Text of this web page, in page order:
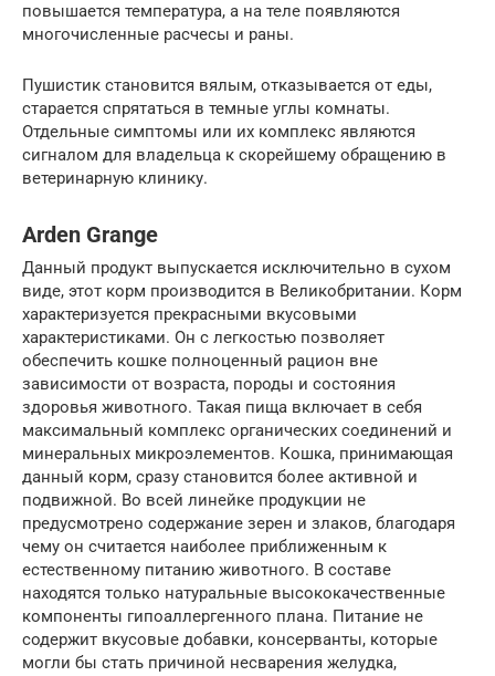
повышается температура, а на теле появляются
многочисленные расчесы и раны.
Пушистик становится вялым, отказывается от еды,
старается спрятаться в темные углы комнаты.
Отдельные симптомы или их комплекс являются
сигналом для владельца к скорейшему обращению в
ветеринарную клинику.
Arden Grange
Данный продукт выпускается исключительно в сухом
виде, этот корм производится в Великобритании. Корм
характеризуется прекрасными вкусовыми
характеристиками. Он с легкостью позволяет
обеспечить кошке полноценный рацион вне
зависимости от возраста, породы и состояния
здоровья животного. Такая пища включает в себя
максимальный комплекс органических соединений и
минеральных микроэлементов. Кошка, принимающая
данный корм, сразу становится более активной и
подвижной. Во всей линейке продукции не
предусмотрено содержание зерен и злаков, благодаря
чему он считается наиболее приближенным к
естественному питанию животного. В составе
находятся только натуральные высококачественные
компоненты гипоаллергенного плана. Питание не
содержит вкусовые добавки, консерванты, которые
могли бы стать причиной несварения желудка,